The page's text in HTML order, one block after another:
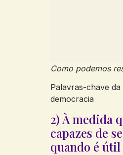
Como podemos
Palavras-chave
democracia
2) À medida
capazes de
quando é útil